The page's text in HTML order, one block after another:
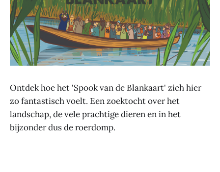
Ontdek hoe het 'Spook van de Blankaart' zich hier
zo fantastisch voelt. Een zoektocht over het
landschap, de vele prachtige dieren en in het
bijzonder dus de roerdomp.